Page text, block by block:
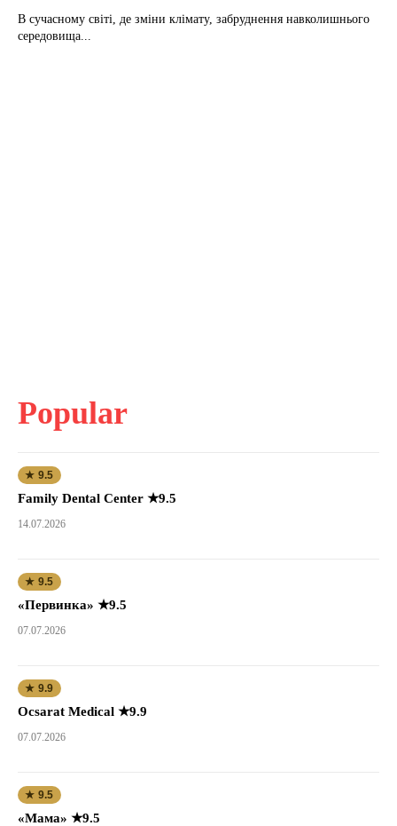
В сучасному світі, де зміни клімату, забруднення навколишнього
середовища...
Popular
★ 9.5
Family Dental Center ★9.5
14.07.2026
★ 9.5
«Первинка» ★9.5
07.07.2026
★ 9.9
Ocsarat Medical ★9.9
07.07.2026
★ 9.5
«Мама» ★9.5